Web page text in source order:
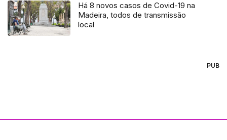
Há 8 novos casos de Covid-19 na
Madeira, todos de transmissão
local
PUB